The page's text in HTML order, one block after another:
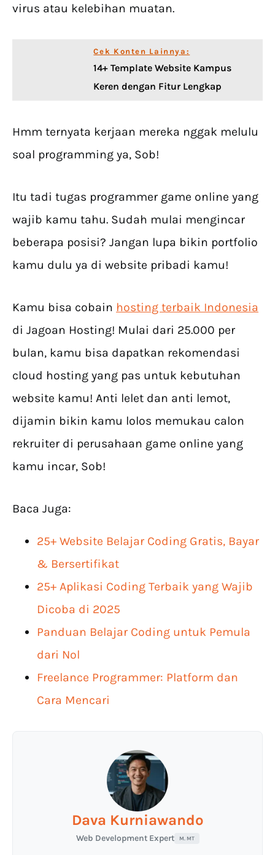
virus atau kelebihan muatan.
Cek Konten Lainnya:
14+ Template Website Kampus
Keren dengan Fitur Lengkap
Hmm ternyata kerjaan mereka nggak melulu
soal programming ya, Sob!
Itu tadi tugas programmer game online yang
wajib kamu tahu. Sudah mulai mengincar
beberapa posisi? Jangan lupa bikin portfolio
kamu dulu ya di website pribadi kamu!
Kamu bisa cobain hosting terbaik Indonesia
di Jagoan Hosting! Mulai dari 25.000 per
bulan, kamu bisa dapatkan rekomendasi
cloud hosting yang pas untuk kebutuhan
website kamu! Anti lelet dan anti lemot,
dijamin bikin kamu lolos memukau calon
rekruiter di perusahaan game online yang
kamu incar, Sob!
Baca Juga:
25+ Website Belajar Coding Gratis, Bayar
& Bersertifikat
25+ Aplikasi Coding Terbaik yang Wajib
Dicoba di 2025
Panduan Belajar Coding untuk Pemula
dari Nol
Freelance Programmer: Platform dan
Cara Mencari
Dava Kurniawando
Web Development Expert M. MT